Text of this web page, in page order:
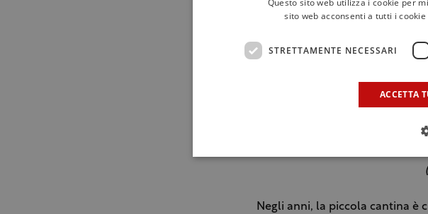
Negli anni, la piccola cantina è
Questo sito web utilizza i cookie per
sito web acconsenti a tutti i
STRETTAMENTE NECESSARI
ACCETTA